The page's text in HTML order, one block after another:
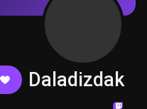
Daladizdak